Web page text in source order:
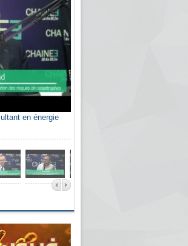
en énergie